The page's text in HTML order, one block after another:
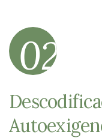
02